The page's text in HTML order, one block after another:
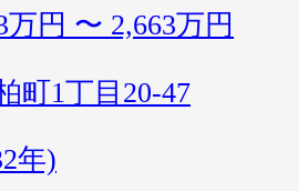
万円 〜 2,663万円
町1丁目20-47
年)